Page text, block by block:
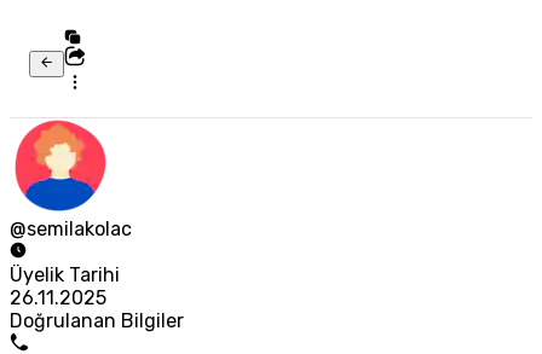
@semilakolac
Üyelik Tarihi
26.11.2025
Doğrulanan Bilgiler